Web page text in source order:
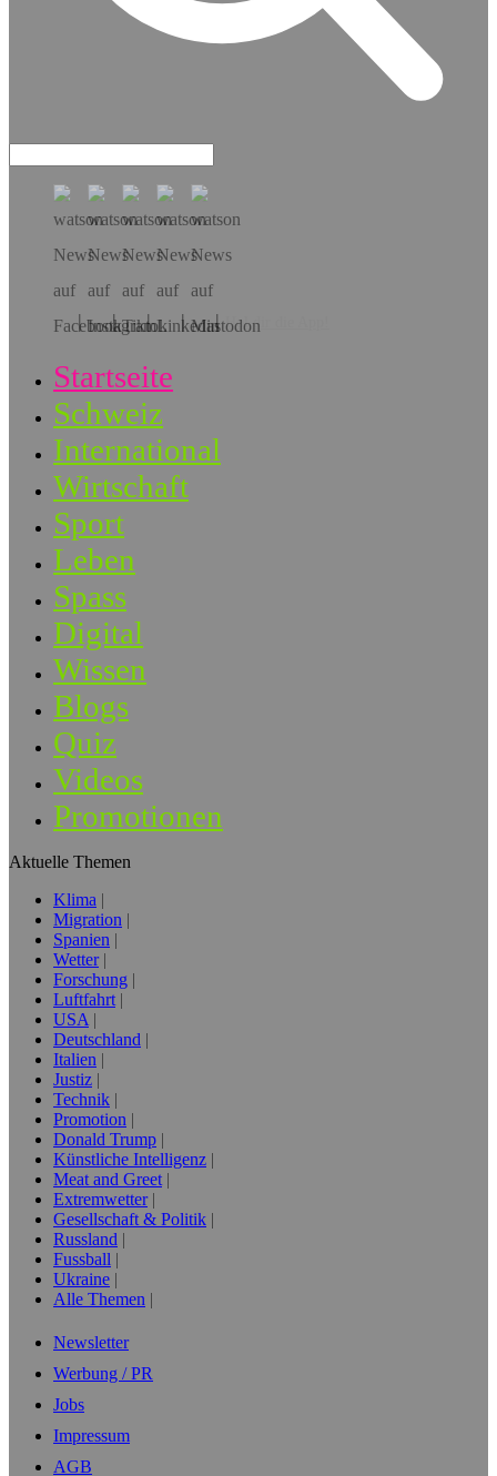
Hol dir die App!
Startseite
Schweiz
International
Wirtschaft
Sport
Leben
Spass
Digital
Wissen
Blogs
Quiz
Videos
Promotionen
Aktuelle Themen
Klima
Migration
Spanien
Wetter
Forschung
Luftfahrt
USA
Deutschland
Italien
Justiz
Technik
Promotion
Donald Trump
Künstliche Intelligenz
Meat and Greet
Extremwetter
Gesellschaft & Politik
Russland
Fussball
Ukraine
Alle Themen
Newsletter
Werbung / PR
Jobs
Impressum
AGB